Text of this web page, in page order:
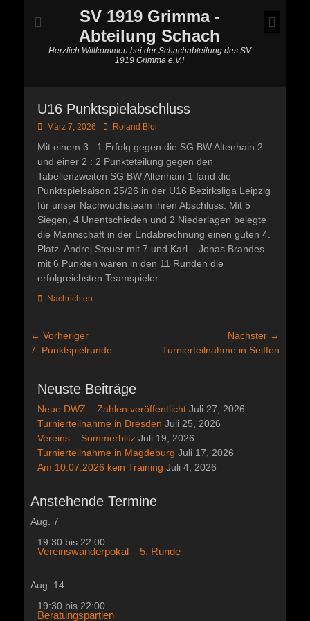
SV 1919 Grimma -
Abteilung Schach
Herzlich Willkommen bei der Schachabteilung des SV
1919 Grimma e.V.!
U16 Punktspielabschluss
Posted
März 7, 2026 AutorRoland Bloi
Mit einem 3 : 1 Erfolg gegen die SG BW Altenhain 2
und einer 2 : 2 Punkteteilung gegen den
Tabellenzweiten SG BW Altenhain 1 fand die
Punktspielsaison 25/26 in der U16 Bezirksliga Leipzig
für unser Nachwuchsteam ihren Abschluss. Mit 5
Siegen, 4 Unentschieden und 2 Niederlagen belegte
die Mannschaft in der Endabrechnung einen guten 4.
Platz. Andrej Steuer mit 7 und Karl – Jonas Brandes
mit 6 Punkten waren in den 11 Runden die
erfolgreichsten Teamspieler.
Kategorien
Nachrichten
Beitragsnavigation
← Vorheriger
Vorheriger
7. Punktspielrunde
Nächster →
Nächster
Turnierteilnahme in Seiffen
Neuste Beiträge
Neue DWZ – Zahlen veröffentlicht Juli 27, 2026
Turnierteilnahme in Dresden Juli 25, 2026
Vereins – Sommerblitz Juli 19, 2026
Turnierteilnahme in Magdeburg Juli 17, 2026
Am 10.07.2026 kein Training Juli 4, 2026
Anstehende Termine
Aug. 7
19:30 bis 22:00
Vereinswanderpokal – 5. Runde
Aug. 14
19:30 bis 22:00
Beratungspartien